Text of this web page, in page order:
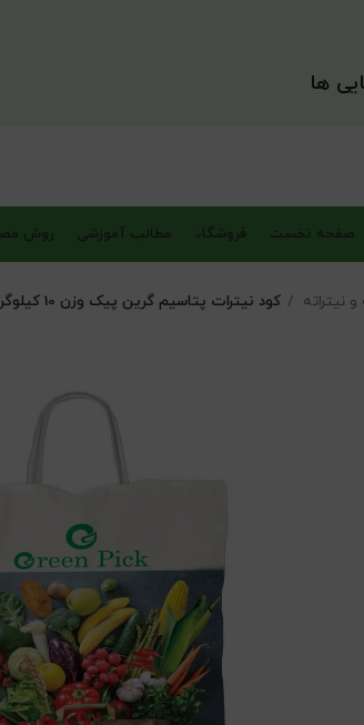
ها
صفحه نخست فروشگاه مطالب آموزشی روش
نیتراته کود نیترات پتاسیم گرین پیک وزن 10 کیلوگرم